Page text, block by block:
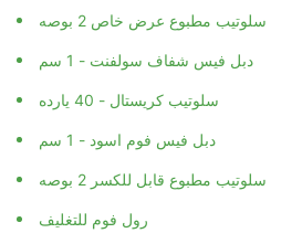
سلوتيب مطبوع عرض خاص 2 بوصه
دبل فيس شفاف سولفنت - 1 سم
سلوتيب كريستال - 40 يارده
دبل فيس فوم اسود - 1 سم
سلوتيب مطبوع قابل للكسر 2 بوصه
رول فوم للتغليف